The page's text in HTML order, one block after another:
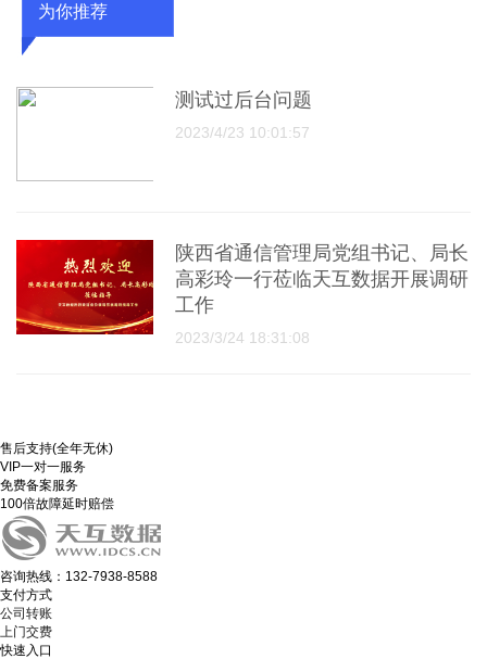
为你推荐
测试过后台问题
2023/4/23 10:01:57
陕西省通信管理局党组书记、局长
高彩玲一行莅临天互数据开展调研
工作
2023/3/24 18:31:08
售后支持(全年无休)
VIP一对一服务
免费备案服务
100倍故障延时赔偿
咨询热线：132-7938-8588
支付方式
公司转账
上门交费
快速入口